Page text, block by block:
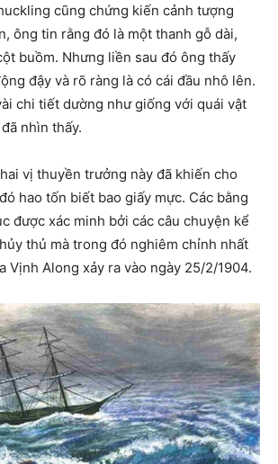
cũng chứng kiến cảnh tượng
ông tin rằng đó là một thanh gỗ dài,
buồm. Nhưng liền sau đó ông thấy
đậy và rõ ràng là có cái đầu nhô lên.
chi tiết dường như giống với quái vật
nhìn thấy.
vị thuyền trưởng này đã khiến cho
hao tốn biết bao giấy mực. Các bằng
được xác minh bởi các câu chuyện kể
thủ mà trong đó nghiêm chỉnh nhất
Vịnh Along xảy ra vào ngày 25/2/1904.